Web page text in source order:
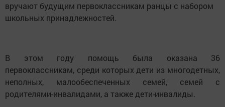
вручают будущим первоклассникам ранцы с набором
школьных принадлежностей.
В этом году помощь была оказана 36
первоклассникам, среди которых дети из многодетных,
неполных, малообеспеченных семей, семей с
родителями-инвалидами, а также дети-инвалиды.